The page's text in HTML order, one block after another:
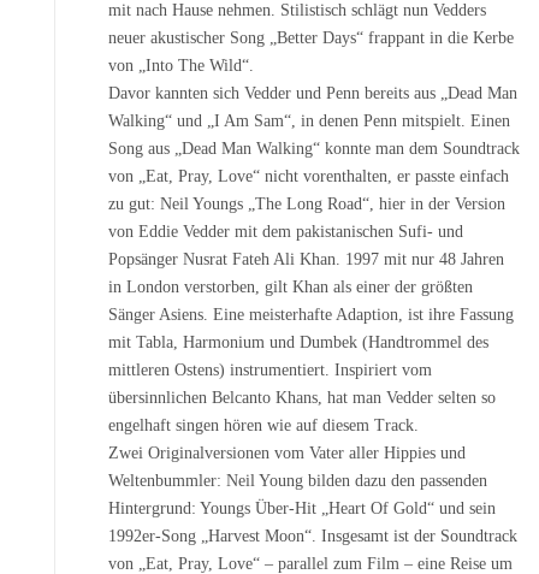
mit nach Hause nehmen. Stilistisch schlägt nun Vedders
neuer akustischer Song „Better Days“ frappant in die Kerbe
von „Into The Wild“.
Davor kannten sich Vedder und Penn bereits aus „Dead Man
Walking“ und „I Am Sam“, in denen Penn mitspielt. Einen
Song aus „Dead Man Walking“ konnte man dem Soundtrack
von „Eat, Pray, Love“ nicht vorenthalten, er passte einfach
zu gut: Neil Youngs „The Long Road“, hier in der Version
von Eddie Vedder mit dem pakistanischen Sufi- und
Popsänger Nusrat Fateh Ali Khan. 1997 mit nur 48 Jahren
in London verstorben, gilt Khan als einer der größten
Sänger Asiens. Eine meisterhafte Adaption, ist ihre Fassung
mit Tabla, Harmonium und Dumbek (Handtrommel des
mittleren Ostens) instrumentiert. Inspiriert vom
übersinnlichen Belcanto Khans, hat man Vedder selten so
engelhaft singen hören wie auf diesem Track.
Zwei Originalversionen vom Vater aller Hippies und
Weltenbummler: Neil Young bilden dazu den passenden
Hintergrund: Youngs Über-Hit „Heart Of Gold“ und sein
1992er-Song „Harvest Moon“. Insgesamt ist der Soundtrack
von „Eat, Pray, Love“ – parallel zum Film – eine Reise um